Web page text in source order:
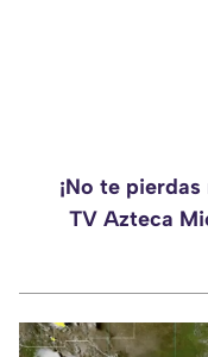
¡No te
TV Azteca